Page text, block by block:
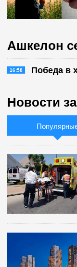
Ашкелон
16:58 Победа в
Новости за